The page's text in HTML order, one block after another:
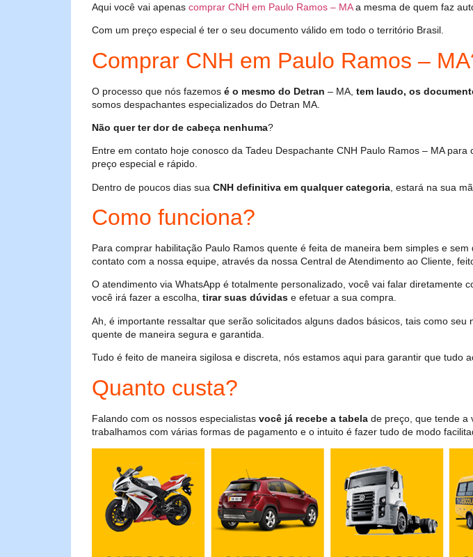
Aqui você vai apenas comprar CNH em Paulo Ramos – MAa mesma de quem faz
Com um preço especial é ter o seu documento válido em todo o território Brasil.
Comprar CNH em Paulo Ramos –
O processo que nós fazemos é o mesmo do Detran – MA, tem laudo, os
somos despachantes especializados do Detran MA.
Não quer ter dor de cabeça nenhuma?
Entre em contato hoje conosco da Tadeu Despachante CNH Paulo Ramos – MA
preço especial e rápido.
Dentro de poucos dias sua CNH definitiva em qualquer categoria , estará na sua
Como funciona?
Para comprar habilitação Paulo Ramos quente é feita de maneira bem simples e sem
contato com a nossa equipe, através da nossa Central de Atendimento ao Cliente,
O atendimento via WhatsApp é totalmente personalizado, você vai falar diretamente
você irá fazer a escolha, tirar suas dúvidas e efetuar a sua compra.
Ah, é importante ressaltar que serão solicitados alguns dados básicos, tais como
quente de maneira segura e garantida.
Tudo é feito de maneira sigilosa e discreta, nós estamos aqui para garantir que tudo
Quanto custa?
Falando com os nossos especialistas você já recebe a tabela de preço, que tende a
trabalhamos com várias formas de pagamento e o intuito é fazer tudo de modo